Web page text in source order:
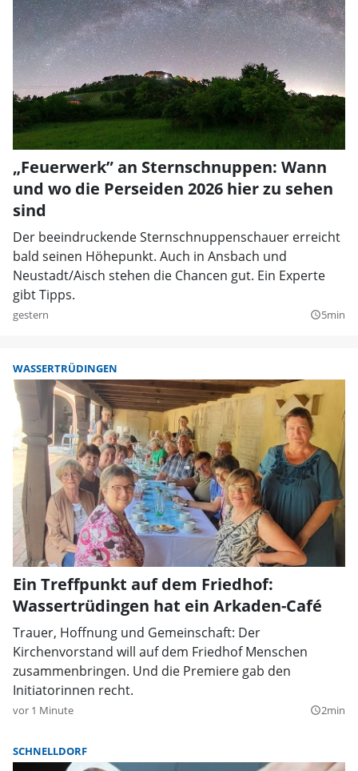
„Feuerwerk” an Sternschnuppen: Wann
und wo die Perseiden 2026 hier zu sehen
sind
Der beeindruckende Sternschnuppenschauer erreicht
bald seinen Höhepunkt. Auch in Ansbach und
Neustadt/Aisch stehen die Chancen gut. Ein Experte
gibt Tipps.
gestern query_builder5min
WASSERTRÜDINGEN
Ein Treffpunkt auf dem Friedhof:
Wassertrüdingen hat ein Arkaden-Café
Trauer, Hoffnung und Gemeinschaft: Der
Kirchenvorstand will auf dem Friedhof Menschen
zusammenbringen. Und die Premiere gab den
Initiatorinnen recht.
vor 1 Minute query_builder2min
SCHNELLDORF